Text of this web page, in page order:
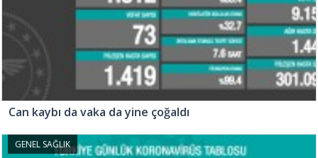
Can kaybı da vaka da yine çoğaldı
GENEL SAĞLIK